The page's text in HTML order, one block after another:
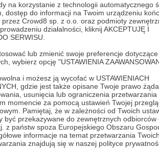
na korzystanie z technologii automatycznego
dostęp do informacji na Twoim urządzeniu
przez Crowd8 sp. z o.o. oraz podmioty
działalności, kliknij AKCEPTUJĘ I
SERWISU.
lub zmienić swoje preferencje
wybierz opcję "USTAWIENIA
i możesz ją wycofać w USTAWIENIACH
gdzie jest także opisane Twoje prawo
usunięcia lub ograniczenia przetwarzania
momencie za pomocą ustawień Twojej
Pamiętaj, że w zależności od Twoich
być przekazywane do zewnętrznych odbiorców
z państw spoza Europejskiego Obszaru
informacje na temat przetwarzania
znajdują się w naszej polityce
prywatnościPatronite Commons
korzystania z serwisu